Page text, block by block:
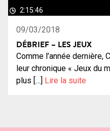
2:15:46
09/03/2018
DÉBRIEF – LES JEUX
Comme l’année dernière,
leur chronique « Jeux du
plus […] Lire la suite